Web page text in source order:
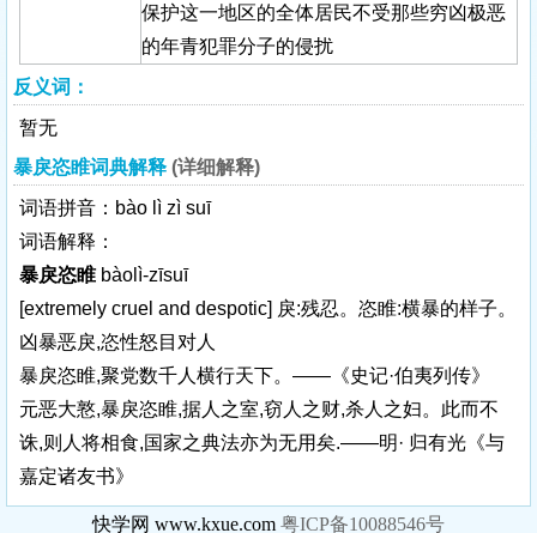
保护这一地区的全体居民不受那些穷凶极恶
的年青犯罪分子的侵扰
反义词：
暂无
暴戾恣睢词典解释 (详细解释)
词语拼音：bào lì zì suī
词语解释：
暴戾恣睢 bàolì-zīsuī
[extremely cruel and despotic] 戾:残忍。恣睢:横暴的样子。
凶暴恶戾,恣性怒目对人
暴戾恣睢,聚党数千人横行天下。——《史记·伯夷列传》
元恶大憝,暴戾恣睢,据人之室,窃人之财,杀人之妇。此而不
诛,则人将相食,国家之典法亦为无用矣.——明· 归有光《与
嘉定诸友书》
快学网 www.kxue.com 粤ICP备10088546号